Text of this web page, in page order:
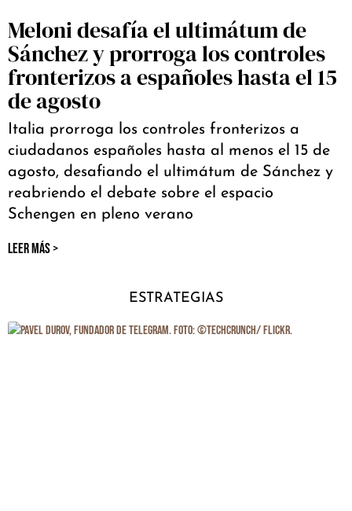
Meloni desafía el ultimátum de
Sánchez y prorroga los controles
fronterizos a españoles hasta el 15
de agosto
Italia prorroga los controles fronterizos a
ciudadanos españoles hasta al menos el 15 de
agosto, desafiando el ultimátum de Sánchez y
reabriendo el debate sobre el espacio
Schengen en pleno verano
LEER MÁS >
ESTRATEGIAS